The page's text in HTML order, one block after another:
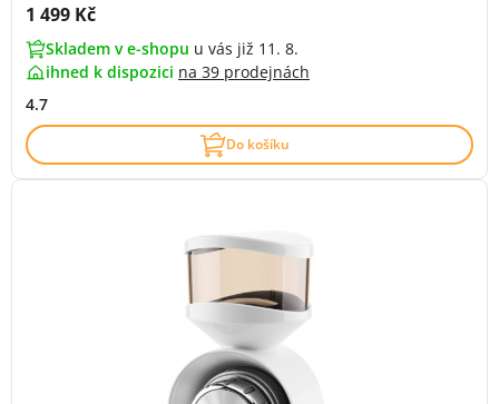
Cena s DPH:
1 499 Kč
Skladem v e-shopu u vás již 11. 8.
ihned k dispozici na 39 prodejnách
4.7
Do košíku